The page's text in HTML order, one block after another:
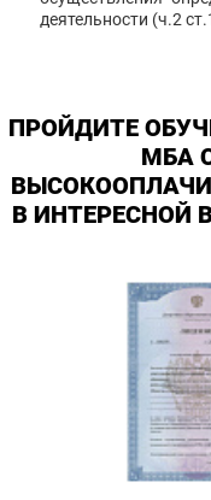
деятельности (ч.2
ПРОЙДИТЕ
МБА
В ИНТЕРЕСНОЙ